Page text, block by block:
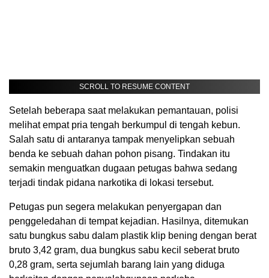
SCROLL TO RESUME CONTENT
Setelah beberapa saat melakukan pemantauan, polisi
melihat empat pria tengah berkumpul di tengah kebun.
Salah satu di antaranya tampak menyelipkan sebuah
benda ke sebuah dahan pohon pisang. Tindakan itu
semakin menguatkan dugaan petugas bahwa sedang
terjadi tindak pidana narkotika di lokasi tersebut.
Petugas pun segera melakukan penyergapan dan
penggeledahan di tempat kejadian. Hasilnya, ditemukan
satu bungkus sabu dalam plastik klip bening dengan berat
bruto 3,42 gram, dua bungkus sabu kecil seberat bruto
0,28 gram, serta sejumlah barang lain yang diduga